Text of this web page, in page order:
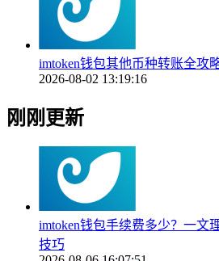
imtoken钱包其他币种转账全攻
2026-08-02 13:19:16
刚刚更新
imtoken钱包手续费多少？一文
技巧